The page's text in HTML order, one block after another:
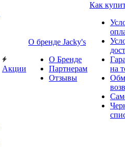
Акции
О бренде Jacky's
О Бренде
Партнерам
Отзывы
Как
на